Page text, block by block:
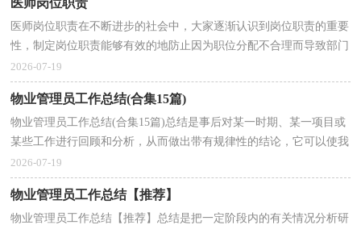
医师岗位职责在不断进步的社会中，大家逐渐认识到岗位职责的重要
性，制定岗位职责能够有效的地防止因为职位分配不合理而导致部门
之间或是员工之间出现工作推脱、责任推卸等现象...
2026-07-19
物业管理员工作总结(合集15篇)
物业管理员工作总结(合集15篇)总结是事后对某一时期、某一项目或
某些工作进行回顾和分析，从而做出带有规律性的结论，它可以使我
们更有效率，因此好好准备一份总结吧。你所见过的...
2026-07-19
物业管理员工作总结【推荐】
物业管理员工作总结【推荐】总结是把一定阶段内的有关情况分析研